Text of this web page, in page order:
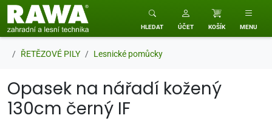
RAWA zahradní a lesní technika
HLEDAT ÚČET KOŠÍK MENU
ŘETĚZOVÉ PILY Lesnické pomůcky
Opasek na nářadí kožený
130cm černý IF